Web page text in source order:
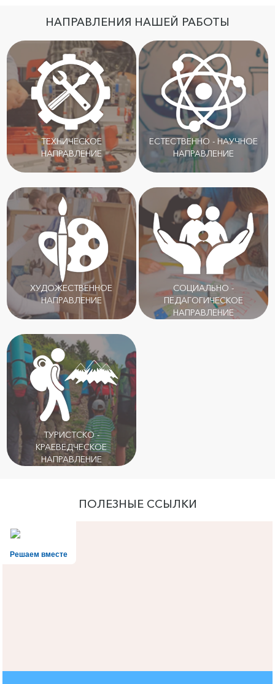
НАПРАВЛЕНИЯ НАШЕЙ РАБОТЫ
ТЕХНИЧЕСКОЕ
НАПРАВЛЕНИЕ
ЕСТЕСТВЕННО - НАУЧНОЕ
НАПРАВЛЕНИЕ
ХУДОЖЕСТВЕННОЕ
НАПРАВЛЕНИЕ
СОЦИАЛЬНО -
ПЕДАГОГИЧЕСКОЕ
НАПРАВЛЕНИЕ
ТУРИСТСКО -
КРАЕВЕДЧЕСКОЕ
НАПРАВЛЕНИЕ
ПОЛЕЗНЫЕ ССЫЛКИ
Решаем вместе